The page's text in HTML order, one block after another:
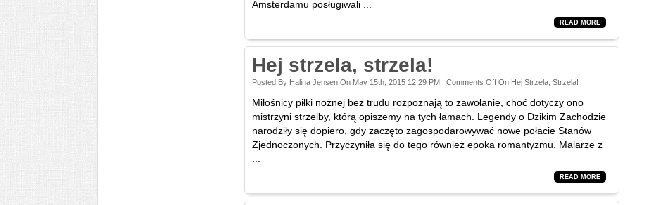
Amsterdamu posługiwali ...
READ MORE
Hej strzela, strzela!
Posted By Halina Jensen On May 15th, 2015 12:29 PM | Comments Off On Hej Strzela, Strzela!
Miłośnicy piłki nożnej bez trudu rozpoznają to zawołanie, choć dotyczy ono
mistrzyni strzelby, którą opiszemy na tych łamach. Legendy o Dzikim Zachodzie
narodziły się dopiero, gdy zaczęto zagospodarowywać nowe połacie Stanów
Zjednoczonych. Przyczyniła się do tego również epoka romantyzmu. Malarze z
READ MORE